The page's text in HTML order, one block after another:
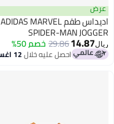
عرض
اديداس طقم ADIDAS MARVEL
SPIDER-MAN JOGGER
ريال14.87
29.86خصم 50%
احصل عليه خلال12 اغسطس